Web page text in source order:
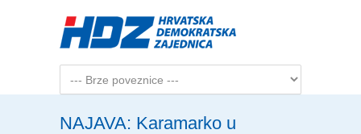
NAJAVA: Karamarko u